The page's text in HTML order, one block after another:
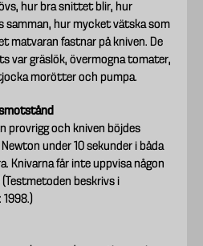
hur bra snittet blir, hur
samman, hur mycket vätska som
matvaran fastnar på kniven. De
var gräslök, övermogna tomater,
morötter och pumpa.
provrigg och kniven böjdes
under 10 sekunder i båda
Knivarna får inte uppvisa någon
beskrivs i
1998.)